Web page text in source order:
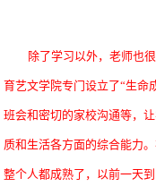
除了学习以外，老师也
育艺文学院专门设立了“生命
班会和密切的家校沟通等，
质和生活各方面的综合能力
整个人都成熟了，以前一天